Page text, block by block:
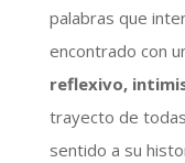
palabras que
encontrado con
reflexivo,
trayecto de
sentido a su